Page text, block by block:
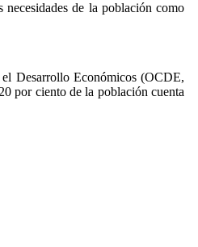
necesidades de la población como
Desarrollo Económicos (OCDE,
por ciento de la población cuenta